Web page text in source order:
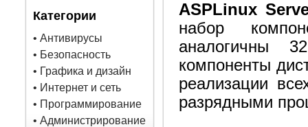
Категории
• Антивирусы
• Безопасность
• Графика и дизайн
• Интернет и сеть
• Программирование
• Администрирование
ASPLinux
набор
аналогичны
компоненты
реализации
разрядными